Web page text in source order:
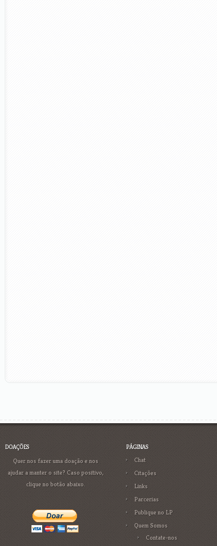
DOAÇÕES
Quer nos fazer uma doação e nos
ajudar a manter o site? Caso positivo,
clique no botão abaixo.
PÁGINAS
Chat
Citações
Links
Parcerias
Publique no LP
Quem Somos
Contate-nos